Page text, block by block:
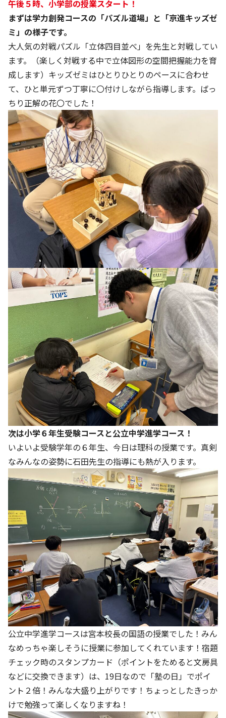
午後５時、小学部の授業スタート！
まずは学力創発コースの「パズル道場」と「京進キッズゼ
ミ」の様子です。
大人気の対戦パズル「立体四目並べ」を先生と対戦してい
ます。（楽しく対戦する中で立体図形の空間把握能力を育
成します）キッズゼミはひとりひとりのペースに合わせ
て、ひと単元ずつ丁寧に〇付けしながら指導します。ばっ
ちり正解の花〇でした！
次は小学６年生受験コースと公立中学進学コース！
いよいよ受験学年の６年生、今日は理科の授業です。真剣
なみんなの姿勢に石田先生の指導にも熱が入ります。
公立中学進学コースは宮本校長の国語の授業でした！みん
なめっちゃ楽しそうに授業に参加してくれています！宿題
チェック時のスタンプカード（ポイントをためると文房具
などに交換できます）は、19日なので「塾の日」でポイ
ント２倍！みんな大盛り上がりです！ちょっとしたきっか
けで勉強って楽しくなりますね！